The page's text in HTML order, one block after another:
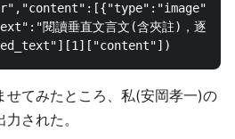
閱讀垂直文言文(含夾註)，逐行
せてみたところ、私(安岡孝一)の
された。